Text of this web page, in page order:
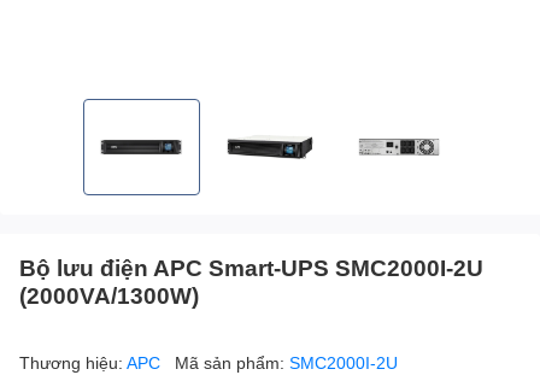
Bộ lưu điện APC Smart-UPS SMC2000I-2U
(2000VA/1300W)
Thương hiệu: APC Mã sản phẩm: SMC2000I-2U